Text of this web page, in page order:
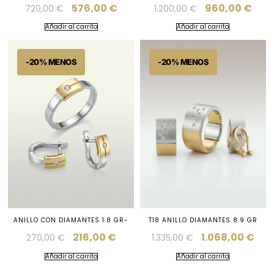
720,00 € 576,00 €
Añadir al carrito
1.200,00 € 960,00 €
Añadir al carrito
ANILLO CON DIAMANTES 1.8 GR-
270,00 € 216,00 €
Añadir al carrito
T18 ANILLO DIAMANTES 8.9 GR
1.335,00 € 1.068,00 €
Añadir al carrito